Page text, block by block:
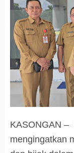
KASONGAN –
mengingatkan